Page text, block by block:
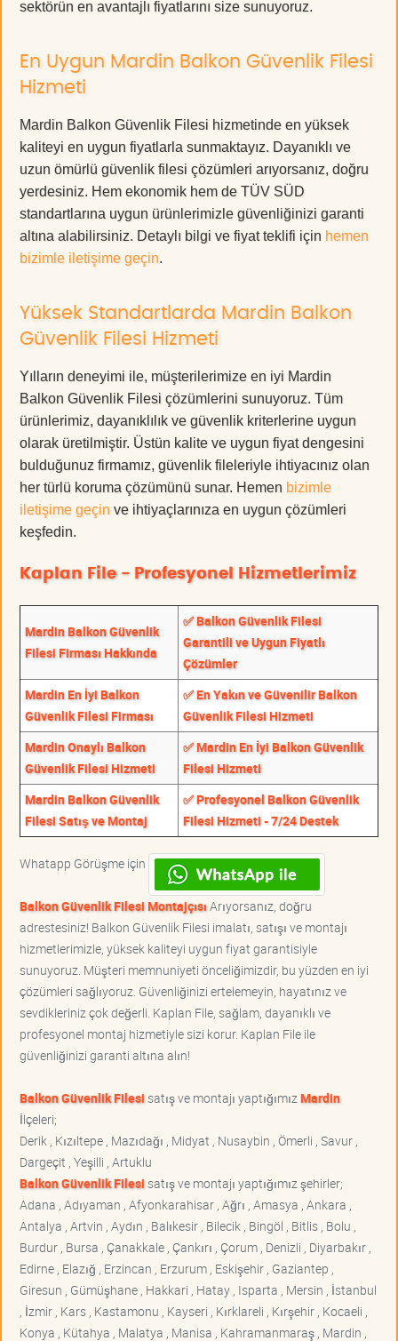
sektörün en avantajlı fiyatlarını size sunuyoruz.
En Uygun Mardin Balkon Güvenlik Filesi
Hizmeti
Mardin Balkon Güvenlik Filesi hizmetinde en yüksek
kaliteyi en uygun fiyatlarla sunmaktayız. Dayanıklı ve
uzun ömürlü güvenlik filesi çözümleri arıyorsanız, doğru
yerdesiniz. Hem ekonomik hem de TÜV SÜD
standartlarına uygun ürünlerimizle güvenliğinizi garanti
altına alabilirsiniz. Detaylı bilgi ve fiyat teklifi için hemen
bizimle iletişime geçin.
Yüksek Standartlarda Mardin Balkon
Güvenlik Filesi Hizmeti
Yılların deneyimi ile, müşterilerimize en iyi Mardin
Balkon Güvenlik Filesi çözümlerini sunuyoruz. Tüm
ürünlerimiz, dayanıklılık ve güvenlik kriterlerine uygun
olarak üretilmiştir. Üstün kalite ve uygun fiyat dengesini
bulduğunuz firmamız, güvenlik fileleriyle ihtiyacınız olan
her türlü koruma çözümünü sunar. Hemen bizimle
iletişime geçin ve ihtiyaçlarınıza en uygun çözümleri
keşfedin.
Kaplan File - Profesyonel Hizmetlerimiz
Mardin Balkon Güvenlik
Filesi Firması Hakkında
✅ Balkon Güvenlik Filesi
Garantili ve Uygun Fiyatlı
Çözümler
Mardin En İyi Balkon
Güvenlik Filesi Firması
✅ En Yakın ve Güvenilir Balkon
Güvenlik Filesi Hizmeti
Mardin Onaylı Balkon
Güvenlik Filesi Hizmeti
✅ Mardin En İyi Balkon Güvenlik
Filesi Hizmeti
Mardin Balkon Güvenlik
Filesi Satış ve Montaj
✅ Profesyonel Balkon Güvenlik
Filesi Hizmeti - 7/24 Destek
Whatapp Görüşme için
Balkon Güvenlik Filesi MontajçısıArıyorsanız, doğru
adrestesiniz! Balkon Güvenlik Filesi imalatı, satışı ve montajı
hizmetlerimizle, yüksek kaliteyi uygun fiyat garantisiyle
sunuyoruz. Müşteri memnuniyeti önceliğimizdir, bu yüzden en iyi
çözümleri sağlıyoruz. Güvenliğinizi ertelemeyin, hayatınız ve
sevdikleriniz çok değerli. Kaplan File, sağlam, dayanıklı ve
profesyonel montaj hizmetiyle sizi korur. Kaplan File ile
güvenliğinizi garanti altına alın!
Balkon Güvenlik Filesisatış ve montajı yaptığımız Mardin
İlçeleri;
Derik , Kızıltepe , Mazıdağı , Midyat , Nusaybin , Ömerli , Savur ,
Dargeçit , Yeşilli , Artuklu
Balkon Güvenlik Filesisatış ve montajı yaptığımız şehirler;
Adana , Adıyaman , Afyonkarahisar , Ağrı , Amasya , Ankara ,
Antalya , Artvin , Aydın , Balıkesir , Bilecik , Bingöl , Bitlis , Bolu ,
Burdur , Bursa , Çanakkale , Çankırı , Çorum , Denizli , Diyarbakır ,
Edirne , Elazığ , Erzincan , Erzurum , Eskişehir , Gaziantep ,
Giresun , Gümüşhane , Hakkari , Hatay , Isparta , Mersin , İstanbul
, İzmir , Kars , Kastamonu , Kayseri , Kırklareli , Kırşehir , Kocaeli ,
Konya , Kütahya , Malatya , Manisa , Kahramanmaraş , Mardin ,